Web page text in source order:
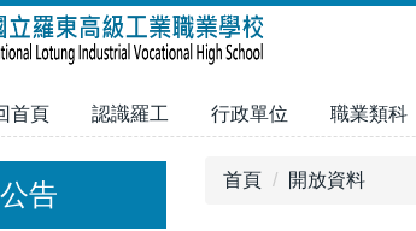
首頁 認識羅工 行政單位 職業類科
告 首頁 開放資料